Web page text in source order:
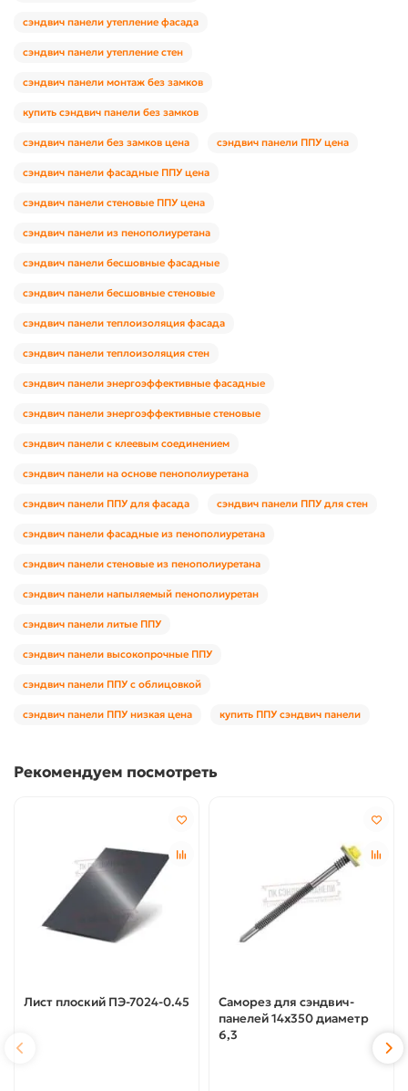
сэндвич панели утепление фасада
сэндвич панели утепление стен
сэндвич панели монтаж без замков
купить сэндвич панели без замков
сэндвич панели без замков цена сэндвич панели ППУ цена
сэндвич панели фасадные ППУ цена
сэндвич панели стеновые ППУ цена
сэндвич панели из пенополиуретана
сэндвич панели бесшовные фасадные
сэндвич панели бесшовные стеновые
сэндвич панели теплоизоляция фасада
сэндвич панели теплоизоляция стен
сэндвич панели энергоэффективные фасадные
сэндвич панели энергоэффективные стеновые
сэндвич панели с клеевым соединением
сэндвич панели на основе пенополиуретана
сэндвич панели ППУ для фасада сэндвич панели ППУ для стен
сэндвич панели фасадные из пенополиуретана
сэндвич панели стеновые из пенополиуретана
сэндвич панели напыляемый пенополиуретан
сэндвич панели литые ППУ
сэндвич панели высокопрочные ППУ
сэндвич панели ППУ с облицовкой
сэндвич панели ППУ низкая цена купить ППУ сэндвич панели
Рекомендуем посмотреть
Лист плоский ПЭ-7024-0.45
Саморез для сэндвич-
панелей 14x350 диаметр
6,3